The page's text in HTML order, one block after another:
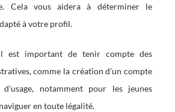
Cela vous aidera à déterminer le
à votre profil.
est important de tenir compte des
comme la création d’un compte
notamment pour les jeunes
en toute légalité.